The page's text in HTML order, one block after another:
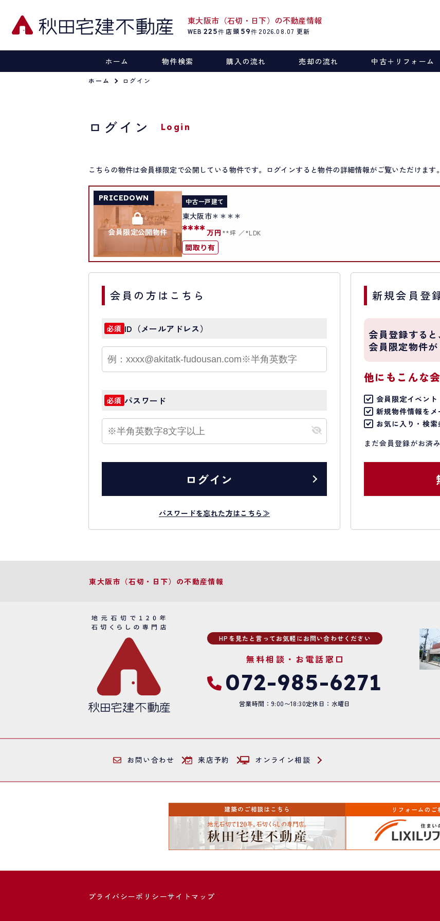
東大阪市（石切・日下）の不動産情報
WEB 225件 店頭 59件 2026.08.07 更新
ホーム 物件検索 購入の流れ 売却の流れ 中古＋リフォーム
ホーム ログイン
ログイン Login
こちらの物件は会員様限定で公開している物件です。ログインすると物件の詳細情報がご覧いただけます。
会員限定公開物件
PRICEDOWN 中古一戸建て
東大阪市＊＊＊＊
**** 万円 **坪 *LDK
間取り有
会員の方はこちら
必須 ID（メールアドレス）
必須 パスワード
ログイン
パスワードを忘れた方はこちら≫
新規会員登
会員登録する
会員限定物件が
他にもこんな
会員限定イベン
新規物件情報をメ
お気に入り・検
まだ会員登録がお済
東大阪市（石切・日下）の不動産情報
HPを見たと言ってお気軽にお問い合わせください
無料相談・お電話窓口
072-985-6271
営業時間：9:00〜18:30定休日：水曜日
お問い合わせ 来店予約 オンライン相談
プライバシーポリシーサイトマップ